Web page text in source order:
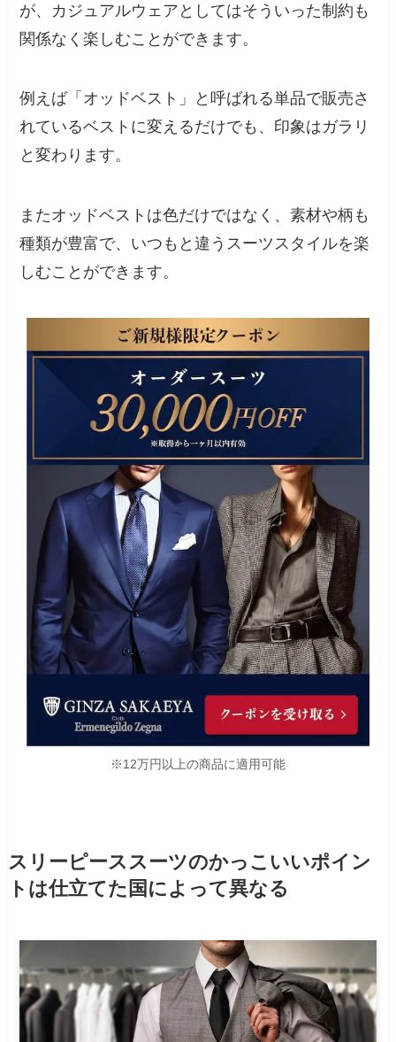
が、カジュアルウェアとしてはそういった制約も
関係なく楽しむことができます。
例えば「オッドベスト」と呼ばれる単品で販売さ
れているベストに変えるだけでも、印象はガラリ
と変わります。
またオッドベストは色だけではなく、素材や柄も
種類が豊富で、いつもと違うスーツスタイルを楽
しむことができます。
※12万円以上の商品に適用可能
スリーピーススーツのかっこいいポイン
トは仕立てた国によって異なる